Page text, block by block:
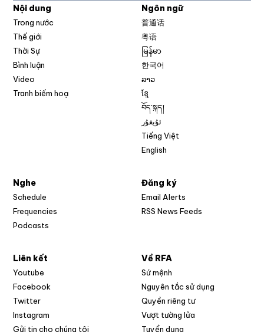
Nội dung
Trong nước
Thế giới
Thời Sự
Bình luận
Video
Tranh biếm hoạ
Ngôn ngữ
普通话
粤语
မြန်မာ
한국어
ລາວ
ខ្មែ
བོད་སྐད།
ئۇيغۇر
Tiếng Việt
English
Nghe
Schedule
Frequencies
Podcasts
Đăng ký
Email Alerts
RSS News Feeds
Liên kết
Youtube
Facebook
Twitter
Instagram
Gửi tin cho chúng tôi
Về RFA
Sứ mệnh
Nguyên tắc sử dụng
Quyền riêng tư
Vượt tường lửa
Tuyển dụng